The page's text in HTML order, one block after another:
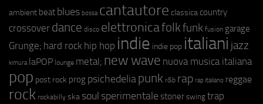
ambient beat blues bossa cantautore classica country
crossover dance disco elettronicafolkfunk fusion garage
Grunge; hard rock hip hop indie indie pop italiani jazz
kimura laPOP lounge metal; new wave nuova musica italiana
pop post rock prog psichedeliapunk r&b rap rap italiano reggae
rock rockabilly ska soul sperimentale stoner swing trap